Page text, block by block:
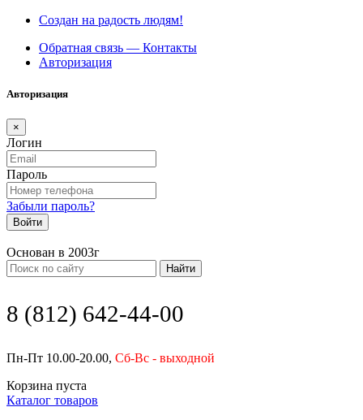
Создан на радость людям!
Обратная связь — Контакты
Авторизация
Авторизация
×
Логин
Пароль
Забыли пароль?
Войти
Основан в 2003г
Найти
8 (812) 642-44-00
Пн-Пт 10.00-20.00, Сб-Вс - выходной
Корзина пуста
Каталог товаров